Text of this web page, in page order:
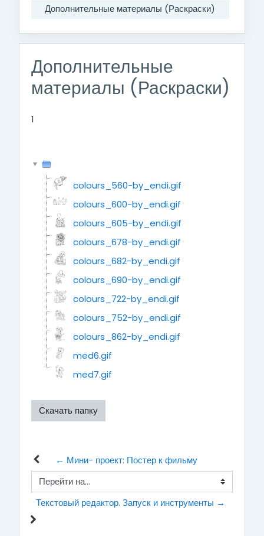
Дополнительные материалы (Раскраски)
Дополнительные
материалы (Раскраски)
1
colours_560-by_endi.gif
colours_600-by_endi.gif
colours_605-by_endi.gif
colours_678-by_endi.gif
colours_682-by_endi.gif
colours_690-by_endi.gif
colours_722-by_endi.gif
colours_752-by_endi.gif
colours_862-by_endi.gif
med6.gif
med7.gif
Скачать папку
← Мини- проект: Постер к фильму
Перейти на...
Текстовый редактор. Запуск и инструменты →